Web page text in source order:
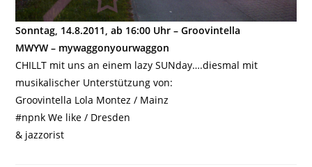
Sonntag, 14.8.2011, ab 16:00 Uhr – Groovintella
MWYW – mywaggonyourwaggon
CHILLT mit uns an einem lazy SUNday….diesmal mit
musikalischer Unterstützung von:
Groovintella Lola Montez / Mainz
#npnk We like / Dresden
& jazzorist